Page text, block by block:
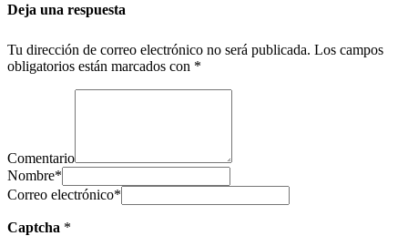
Deja una respuesta
Tu dirección de correo electrónico no será publicada. Los campos
obligatorios están marcados con *
Comentario
Nombre*
Correo electrónico*
Captcha *